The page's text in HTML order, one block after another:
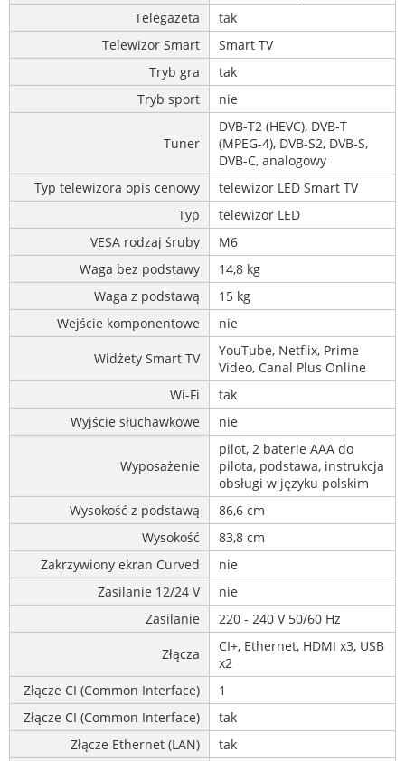
Telegazeta
tak
Telewizor Smart
Smart TV
Tryb gra
tak
Tryb sport
nie
Tuner
DVB-T2 (HEVC), DVB-T
(MPEG-4), DVB-S2, DVB-S,
DVB-C, analogowy
Typ telewizora opis cenowy
telewizor LED Smart TV
Typ
telewizor LED
VESA rodzaj śruby
M6
Waga bez podstawy
14,8 kg
Waga z podstawą
15 kg
Wejście komponentowe
nie
Widżety Smart TV
YouTube, Netflix, Prime
Video, Canal Plus Online
Wi-Fi
tak
Wyjście słuchawkowe
nie
Wyposażenie
pilot, 2 baterie AAA do
pilota, podstawa, instrukcja
obsługi w języku polskim
Wysokość z podstawą
86,6 cm
Wysokość
83,8 cm
Zakrzywiony ekran Curved
nie
Zasilanie 12/24 V
nie
Zasilanie
220 - 240 V 50/60 Hz
Złącza
CI+, Ethernet, HDMI x3, USB
x2
Złącze CI (Common Interface)
1
Złącze CI (Common Interface)
tak
Złącze Ethernet (LAN)
tak